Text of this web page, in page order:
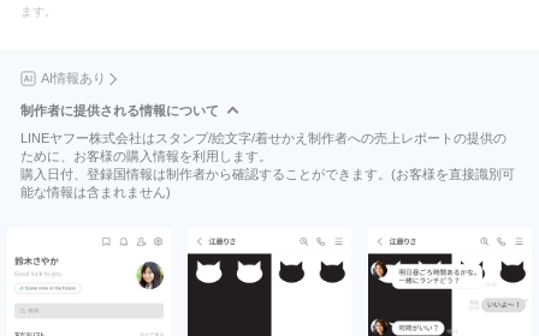
ます。
AI情報あり
制作者に提供される情報について
LINEヤフー株式会社はスタンプ/絵文字/着せかえ制作者への売上レポートの提供の
ために、お客様の購入情報を利用します。
購入日付、登録国情報は制作者から確認することができます。(お客様を直接識別可
能な情報は含まれません)